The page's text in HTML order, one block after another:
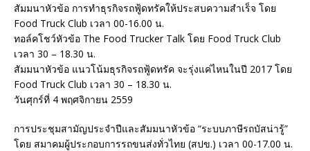
สัมมนาหัวข้อ การทำธุรกิจรถฟู้ดทรัคให้ประสบความสำเร็จ โดย
Food Truck Club เวลา 00-16.00 น.
ทอล์คโชว์หัวข้อ The Food Trucker Talk โดย Food Truck Club
เวลา 30 – 18.30 น.
สัมมนาหัวข้อ แนวโน้มธุรกิจรถฟู้ดทรัค จะรุ่งแค่ไหนในปี 2017 โดย
Food Truck Club เวลา 30 – 18.30 น.
วันศุกร์ที่ 4 พฤศจิกายน 2559
การประชุมสามัญประจำปีและสัมมนาหัวข้อ “ระบบภาษีรถบัสน่ารู้”
โดย สมาคมผู้ประกอบการรถขนส่งทั่วไทย (สปข.) เวลา 00-17.00 น.